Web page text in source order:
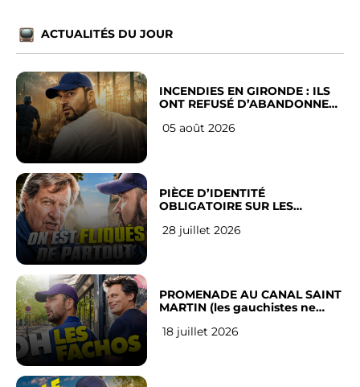
ACTUALITÉS DU JOUR
INCENDIES EN GIRONDE : ILS
ONT REFUSÉ D’ABANDONNER
05 août 2026
PIÈCE D’IDENTITÉ
OBLIGATOIRE SUR LES
Français
28 juillet 2026
PROMENADE AU CANAL SAINT
MARTIN (les gauchistes ne
18 juillet 2026